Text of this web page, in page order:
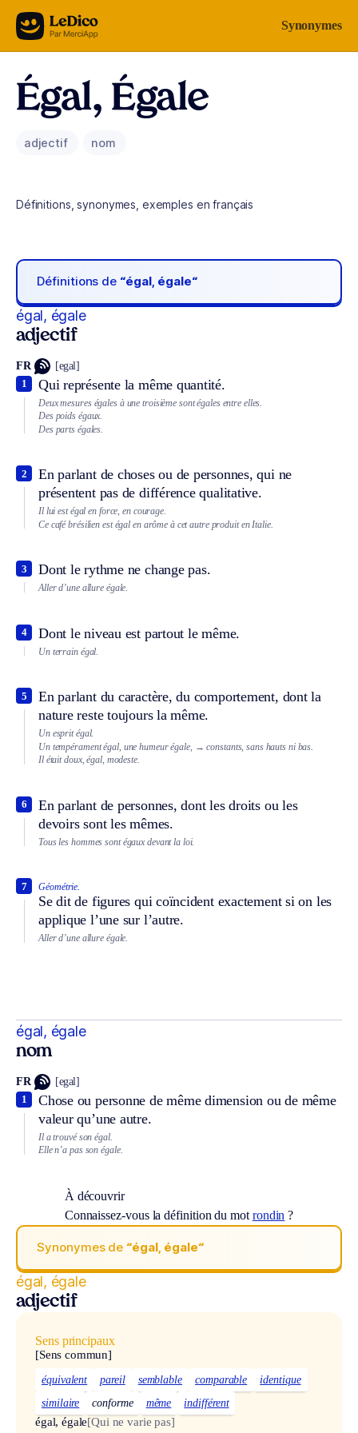
Aller au contenu Synonymes
Égal, Égale
adjectif nom
Définitions, synonymes, exemples en français
Définitions de “égal, égale“
égal, égale
adjectif
FR [egal]
Qui représente la même quantité.
1
Deux mesures égales à une troisième sont égales entre elles.
Des poids égaux.
Des parts égales.
En parlant de choses ou de personnes, qui ne
présentent pas de différence qualitative.
2
Il lui est égal en force, en courage.
Ce café brésilien est égal en arôme à cet autre produit en Italie.
Dont le rythme ne change pas.
3
Aller d’une allure égale.
Dont le niveau est partout le même.
4
Un terrain égal.
En parlant du caractère, du comportement, dont la
nature reste toujours la même.
5
Un esprit égal.
Un tempérament égal, une humeur égale, → constants, sans hauts ni bas.
Il était doux, égal, modeste.
En parlant de personnes, dont les droits ou les
devoirs sont les mêmes.
6
Tous les hommes sont égaux devant la loi.
Géométrie.
Se dit de figures qui coïncident exactement si on les
applique l’une sur l’autre.
7
Aller d’une allure égale.
égal, égale
nom
FR [egal]
Chose ou personne de même dimension ou de même
valeur qu’une autre.
1
Il a trouvé son égal.
Elle n’a pas son égale.
À découvrir
Connaissez-vous la définition du mot rondin ?
Synonymes de “égal, égale“
égal, égale
adjectif
Sens principaux
[Sens commun]
équivalent pareil semblable comparable
identique
similaire
conforme même indifférent
égal, égale[Qui ne varie pas]